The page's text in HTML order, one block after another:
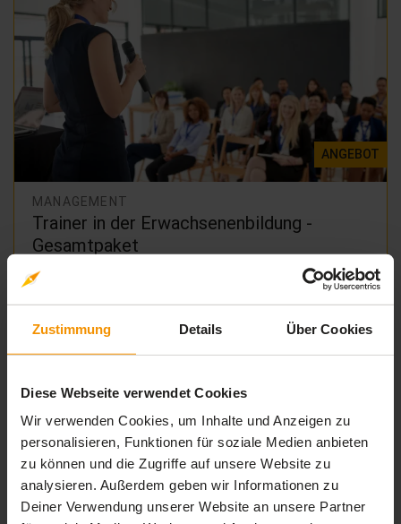
Zustimmung Details Über Cookies
Diese Webseite verwendet Cookies
Wir verwenden Cookies, um Inhalte und Anzeigen zu
personalisieren, Funktionen für soziale Medien anbieten
zu können und die Zugriffe auf unsere Website zu
analysieren. Außerdem geben wir Informationen zu
Deiner Verwendung unserer Website an unsere Partner
ANGEBOT
MANAGEMENT
Trainer in der Erwachsenenbildung -
Gesamtpaket
inkl. MwSt. 249,95€ 149,99€